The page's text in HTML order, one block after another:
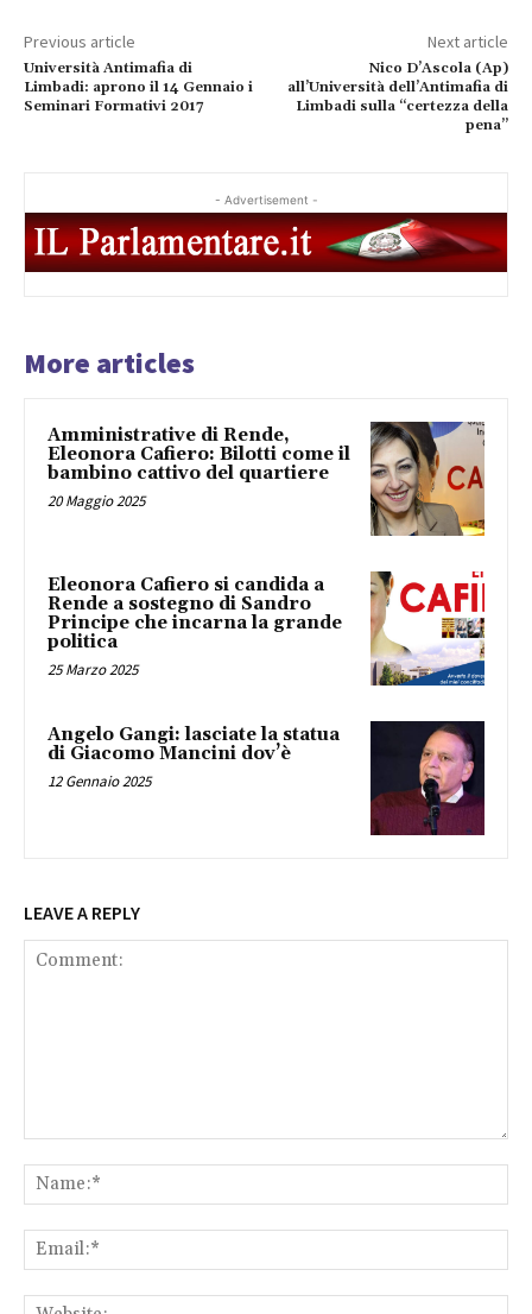
Previous article
Università Antimafia di
Limbadi: aprono il 14 Gennaio i
Seminari Formativi 2017
Next article
Nico D’Ascola (Ap)
all’Università dell’Antimafia di
Limbadi sulla “certezza della
pena”
- Advertisement -
More articles
Amministrative di Rende,
Eleonora Cafiero: Bilotti come il
bambino cattivo del quartiere
20 Maggio 2025
Eleonora Cafiero si candida a
Rende a sostegno di Sandro
Principe che incarna la grande
politica
25 Marzo 2025
Angelo Gangi: lasciate la statua
di Giacomo Mancini dov’è
12 Gennaio 2025
LEAVE A REPLY